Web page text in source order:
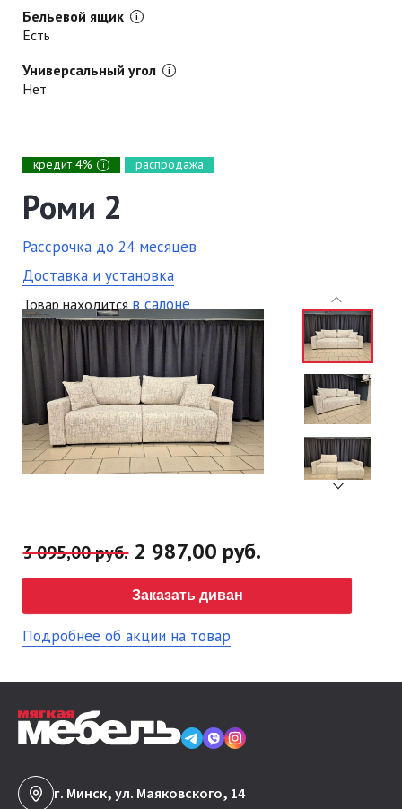
Бельевой ящик
Есть
Универсальный угол
Нет
кредит 4% i распродажа
Роми 2
Рассрочка до 24 месяцев
Доставка и установка
Товар находится в салоне
3 095,00 руб.2 987,00 руб.
Заказать диван
Подробнее об акции на товар
г. Минск, ул. Маяковского, 14